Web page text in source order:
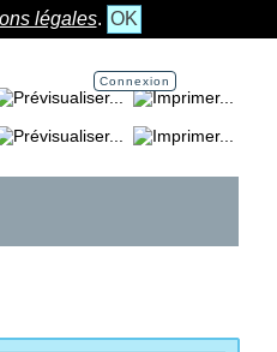
légales. OK
Connexion